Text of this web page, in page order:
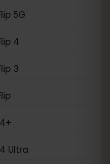
5G
4
3
Ultra